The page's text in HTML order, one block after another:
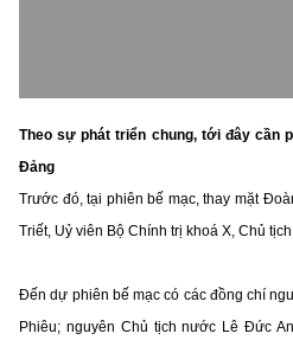
Theo sự phát triển chung, tới đây cần
Đảng
Trước đó, tại phiên bế mạc, thay mặt
Triết, Uỷ viên Bộ Chính trị khoá X, Chủ
Đến dự phiên bế mạc có các đồng chí
Phiêu; nguyên Chủ tịch nước Lê Đức